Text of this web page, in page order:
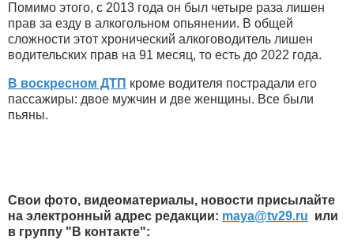
Помимо этого, с 2013 года он был четыре раза лишен
прав за езду в алкогольном опьянении. В общей
сложности этот хронический алкоговодитель лишен
водительских прав на 91 месяц, то есть до 2022 года.
В воскресном ДТП кроме водителя пострадали его
пассажиры: двое мужчин и две женщины. Все были
пьяны.
Свои фото, видеоматериалы, новости присылайте
на электронный адрес редакции: maya​@​tv29.ru или
в группу "В контакте":